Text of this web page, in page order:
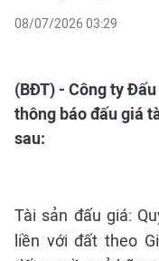
08/07/2026 03:29
(BĐT) - Công ty
thông báo đấu giá
sau:
Tài sản đấu giá:
liền với đất theo